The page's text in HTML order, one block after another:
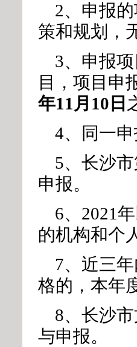
2、申报
策和规划，
3、申报
目，项目申
年11月10日
4、同一
5、长沙
申报。
6、2021
的机构和个
7、近三
格的，本年
8、长沙
与申报。